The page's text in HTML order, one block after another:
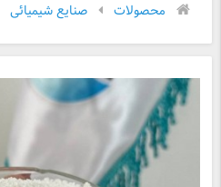
محصولات صنایع شیمیائی